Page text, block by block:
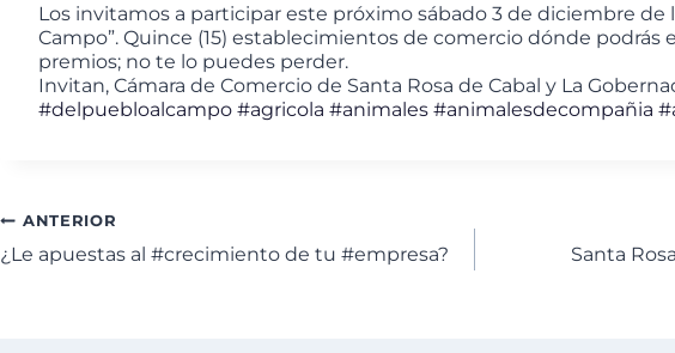
Los invitamos a participar este próximo sábado 3 de diciembre de
Campo”. Quince (15) establecimientos de comercio dónde podrás
premios; no te lo puedes perder.
Invitan, Cámara de Comercio de Santa Rosa de Cabal y La
#delpuebloalcampo #agricola #animales #animalesdecompañia
ANTERIOR
¿Le apuestas al #crecimiento de tu #empresa?
Santa